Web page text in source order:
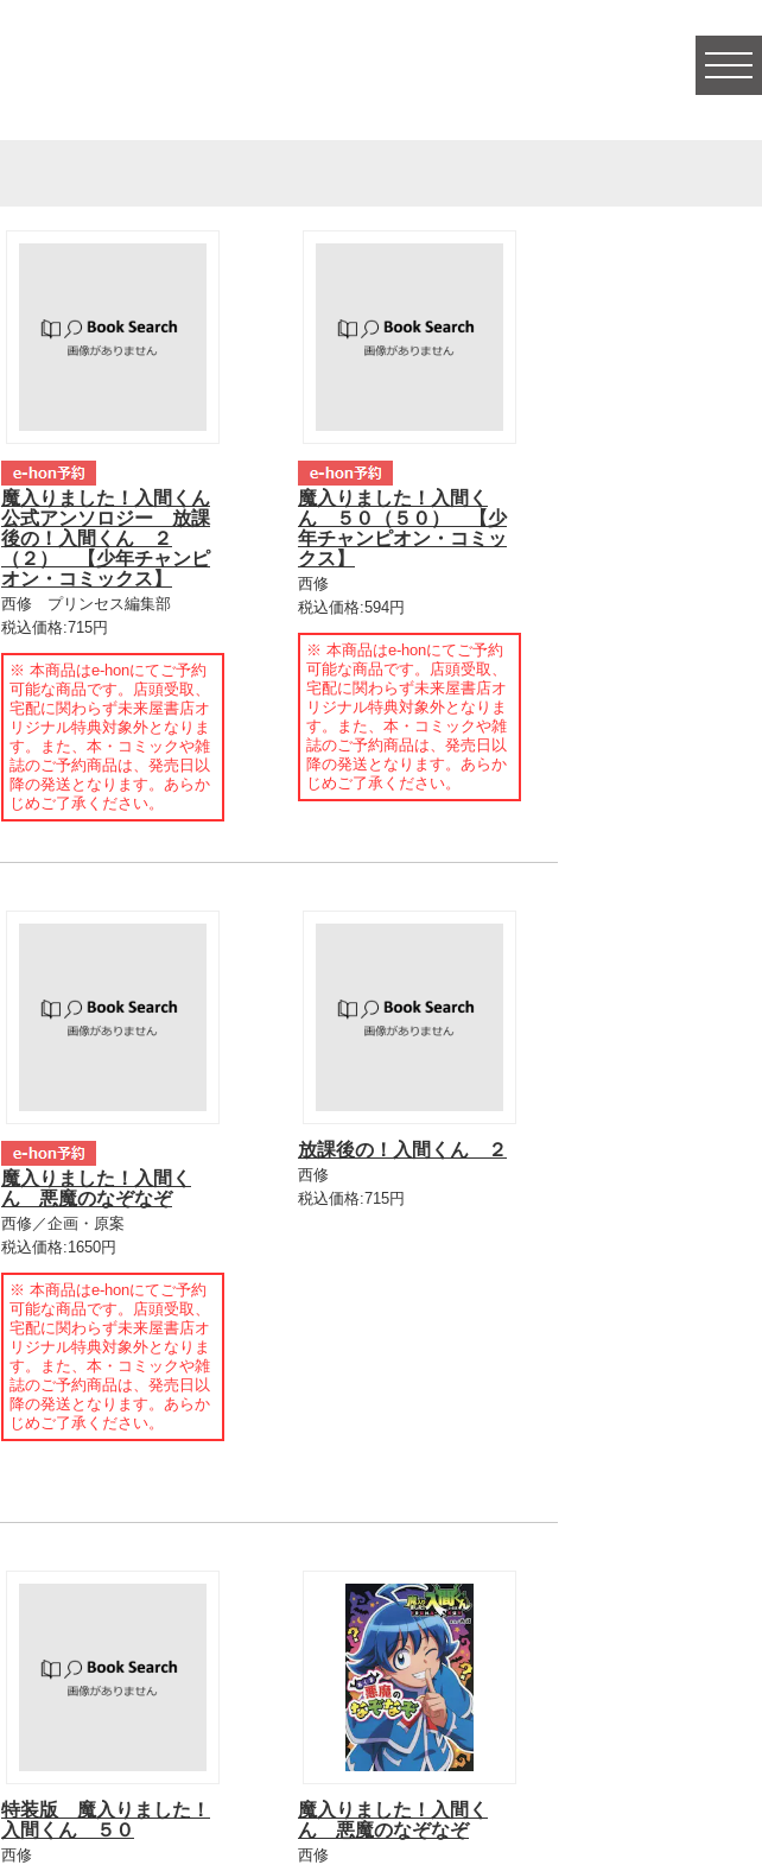
魔入りました！入間くん
公式アンソロジー 放課
後の！入間くん ２
（２） 【少年チャンピ
オン・コミックス】
西修 プリンセス編集部
税込価格:715円
※ 本商品はe-honにてご予約
可能な商品です。店頭受取、
宅配に関わらず未来屋書店オ
リジナル特典対象外となりま
す。また、本・コミックや雑
誌のご予約商品は、発売日以
降の発送となります。あらか
じめご了承ください。
魔入りました！入間く
ん ５０（５０） 【少
年チャンピオン・コミッ
クス】
西修
税込価格:594円
※ 本商品はe-honにてご予約
可能な商品です。店頭受取、
宅配に関わらず未来屋書店オ
リジナル特典対象外となりま
す。また、本・コミックや雑
誌のご予約商品は、発売日以
降の発送となります。あらか
じめご了承ください。
魔入りました！入間く
ん 悪魔のなぞなぞ
西修／企画・原案
税込価格:1650円
※ 本商品はe-honにてご予約
可能な商品です。店頭受取、
宅配に関わらず未来屋書店オ
リジナル特典対象外となりま
す。また、本・コミックや雑
誌のご予約商品は、発売日以
降の発送となります。あらか
じめご了承ください。
放課後の！入間くん ２
西修
税込価格:715円
特装版 魔入りました！
入間くん ５０
西修
魔入りました！入間く
ん 悪魔のなぞなぞ
西修